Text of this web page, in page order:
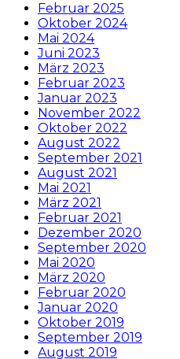
Februar 2025
Oktober 2024
Mai 2024
Juni 2023
März 2023
Februar 2023
Januar 2023
November 2022
Oktober 2022
August 2022
September 2021
August 2021
Mai 2021
März 2021
Februar 2021
Dezember 2020
September 2020
Mai 2020
März 2020
Februar 2020
Januar 2020
Oktober 2019
September 2019
August 2019